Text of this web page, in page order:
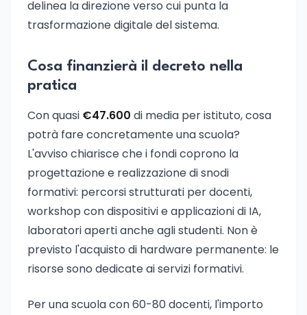
delinea la direzione verso cui punta la
trasformazione digitale del sistema.
Cosa finanzierà il decreto nella
pratica
Con quasi €47.600 di media per istituto, cosa
potrà fare concretamente una scuola?
L'avviso chiarisce che i fondi coprono la
progettazione e realizzazione di snodi
formativi: percorsi strutturati per docenti,
workshop con dispositivi e applicazioni di IA,
laboratori aperti anche agli studenti. Non è
previsto l'acquisto di hardware permanente: le
risorse sono dedicate ai servizi formativi.
Per una scuola con 60-80 docenti, l'importo